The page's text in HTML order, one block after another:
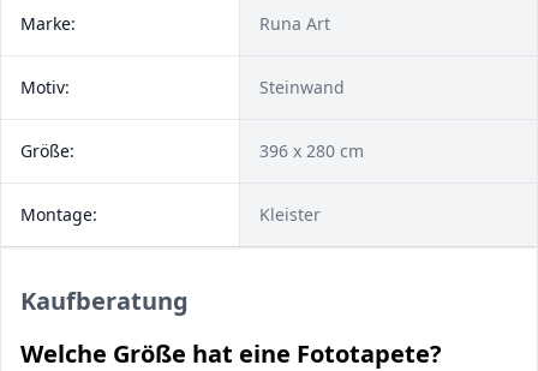
Marke: Runa Art
Motiv: Steinwand
Größe: 396 x 280 cm
Montage: Kleister
Kaufberatung
Welche Größe hat eine Fototapete?